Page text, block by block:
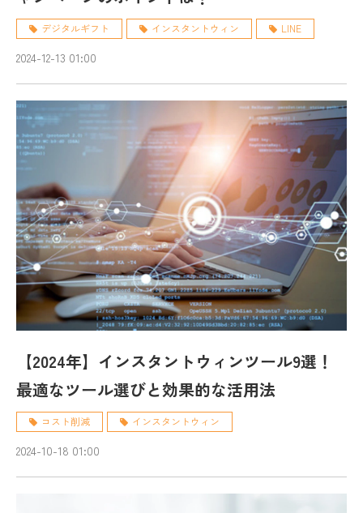
デジタルギフト インスタントウィン LINE
2024-12-13 01:00
【2024年】インスタントウィンツール9選！
最適なツール選びと効果的な活用法
コスト削減 インスタントウィン
2024-10-18 01:00